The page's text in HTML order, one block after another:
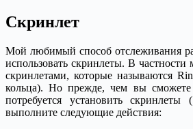
Скринлет
Мой любимый способ отслеживания
использовать скринлеты. В частности
скринлетами, которые называются
кольца). Но прежде, чем вы сможете
потребуется установить скринлеты
выполните следующие действия: